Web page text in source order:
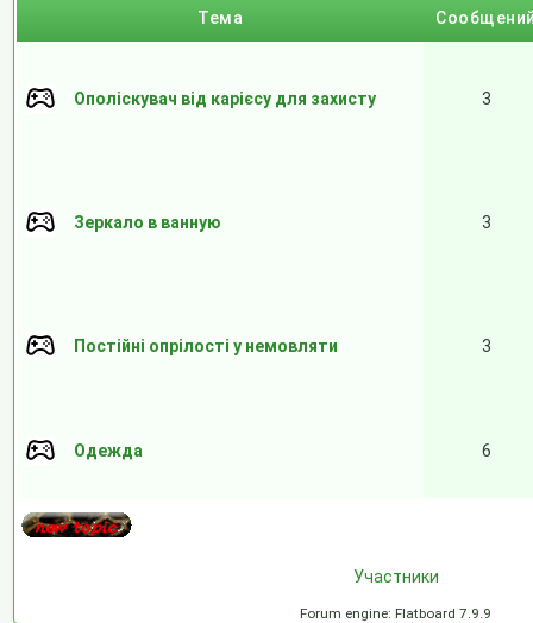
Тема
Ополіскувач від карієсу для захисту 3
Зеркало в ванную 3
Постійні опрілості у немовляти 3
Одежда 6
Участники
Forum engine: Flatboard 7.9.9